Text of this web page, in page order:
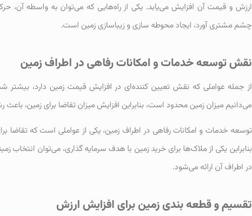
ارزش و قیمت آن افزایش می‌یابد. یکی از راه‌هایی که می‌توان به واسطه آن،
چشم مشتری آورد، ایجاد محوطه سازی و زیباسازی زمین است.
نقش توسعه خدمات و امکانات رفاهی در اطراف زمین
از جمله عواملی که نقش تعیین کننده‌ای در افزایش قیمت زمین دارد، بیشتر
می‌دانیم میزان زمین محدود است، بنابراین افزایش میزان تقاضا برای زمین،
توسعه خدمات و امکانات رفاهی در اطراف زمین، یکی از عواملی است که تقاضا
بنابراین یکی از ملاک‌ها برای خرید زمین با هدف سرمایه گذاری، می‌توان انتخاب
در اطراف آن ارائه می‌شود.
تقسیم و قطعه بندی زمین برای افزایش ارزش